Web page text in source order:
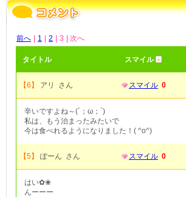
前へ 1 2 3 | 次へ
タイトル スマイル
【6】 アリ さん スマイル 0
辛いですよね～(´；ω；`)
私は、もう治まったみたいで
今は食べれるようになりました！( ^o^)
【5】 ぽーん さん スマイル 0
はい✿❀
んーーー